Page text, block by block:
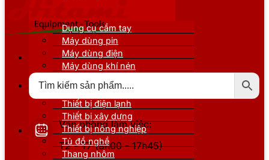
Văn phòng làm việc:
T2 - T7 (8h00 - 17h45)
Dụng cụ cầm tay
Máy dùng pin
Máy dùng điện
Máy dùng khí nén
Thiết bị nâng đỡ
Thiết bị điện lạnh
Thiết bị xây dựng
Thiết bị nông nghiệp
Tủ đồ nghề
Thang nhôm